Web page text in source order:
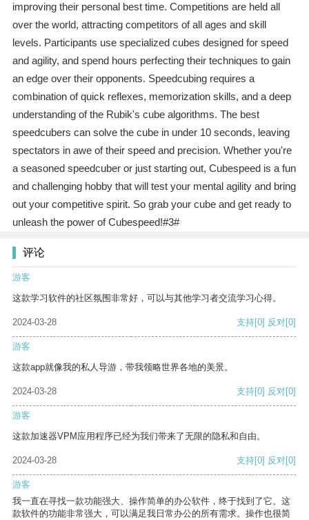
improving their personal best time. Competitions are held all
over the world, attracting competitors of all ages and skill
levels. Participants use specialized cubes designed for speed
and agility, and spend hours perfecting their techniques to gain
an edge over their opponents. Speedcubing requires a
combination of quick reflexes, memorization skills, and a deep
understanding of the Rubik's cube algorithms. The best
speedcubers can solve the cube in under 10 seconds, leaving
spectators in awe of their speed and precision. Whether you're
a seasoned speedcuber or just starting out, Cubespeed is a fun
and challenging hobby that will test your mental agility and bring
out your competitive spirit. So grab your cube and get ready to
unleash the power of Cubespeed!#3#
评论
游客
这款学习软件的社区氛围非常好，可以与其他学习者交流学习心得。
2024-03-28 支持[0] 反对[0]
游客
这款app就像我的私人导游，带我领略世界各地的美景。
2024-03-28 支持[0] 反对[0]
游客
这款加速器VPM应用程序已经为我们带来了无限的隐私和自由。
2024-03-28 支持[0] 反对[0]
游客
我一直在寻找一款功能强大、操作简单的办公软件，终于找到了它。这
款软件的功能非常强大，可以满足我日常办公的所有需求。操作也很简